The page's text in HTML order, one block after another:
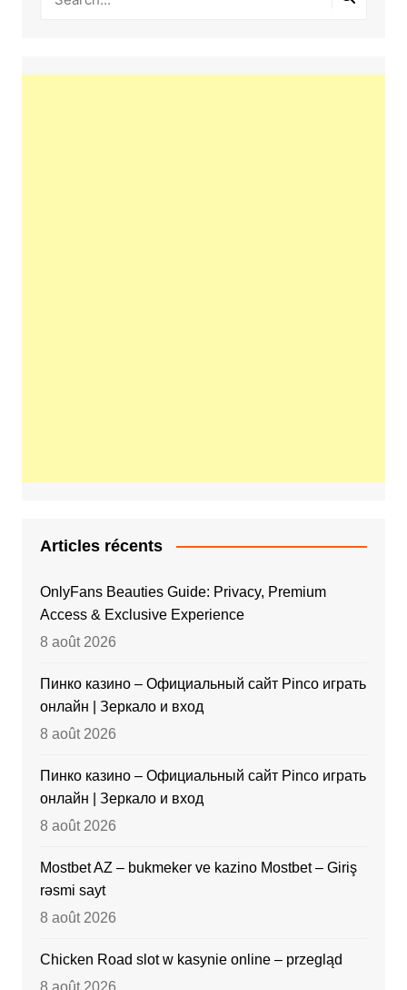
Articles récents
OnlyFans Beauties Guide: Privacy, Premium
Access & Exclusive Experience
8 août 2026
Пинко казино – Официальный сайт Pinco играть
онлайн | Зеркало и вход
8 août 2026
Пинко казино – Официальный сайт Pinco играть
онлайн | Зеркало и вход
8 août 2026
Mostbet AZ – bukmeker ve kazino Mostbet – Giriş
rəsmi sayt
8 août 2026
Chicken Road slot w kasynie online – przegląd
8 août 2026